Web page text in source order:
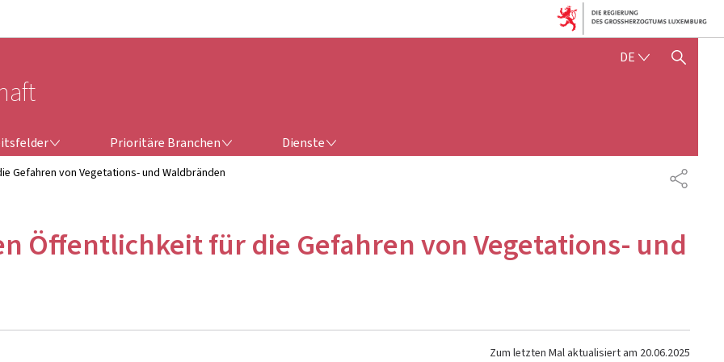
DE DEUTSCH
SUCHFLED ANZEIGEN /
Prioritäre Branchen Dienste
TEILEN
Gefahren von Vegetations- und Waldbränden
Öffentlichkeit für die Gefahren von Vegetations- und
Zum letzten Mal aktualisiert am 20.06.2025